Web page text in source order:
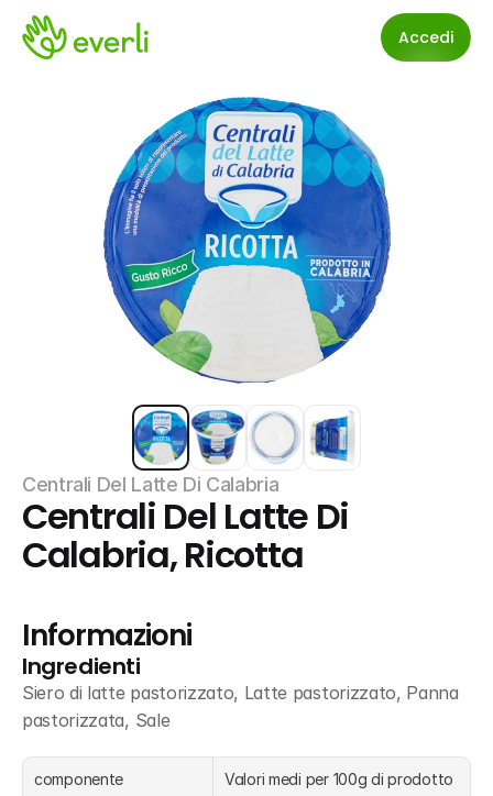
Accedi
Centrali Del Latte Di Calabria
Centrali Del Latte Di
Calabria, Ricotta
Informazioni
Ingredienti
Siero di latte pastorizzato, Latte pastorizzato, Panna
pastorizzata, Sale
componente Valori medi per 100g di prodotto